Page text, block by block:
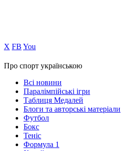
Х FB You
Про спорт українською
Всі новини
Паралімпійські ігри
Таблиця Медалей
Блоги та авторські матеріали
Футбол
Бокс
Теніс
Формула 1